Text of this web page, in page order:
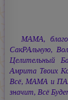
МАМА,
СакРАльную,
Целительный
Амрита Твоих
Всё, МАМА и
значит, Всё